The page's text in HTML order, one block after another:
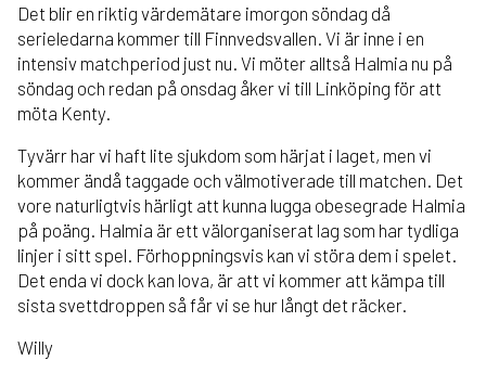
Det blir en riktig värdemätare imorgon söndag då
serieledarna kommer till Finnvedsvallen. Vi är inne i en
intensiv matchperiod just nu. Vi möter alltså Halmia nu på
söndag och redan på onsdag åker vi till Linköping för att
möta Kenty.
Tyvärr har vi haft lite sjukdom som härjat i laget, men vi
kommer ändå taggade och välmotiverade till matchen. Det
vore naturligtvis härligt att kunna lugga obesegrade Halmia
på poäng. Halmia är ett välorganiserat lag som har tydliga
linjer i sitt spel. Förhoppningsvis kan vi störa dem i spelet.
Det enda vi dock kan lova, är att vi kommer att kämpa till
sista svettdroppen så får vi se hur långt det räcker.
Willy